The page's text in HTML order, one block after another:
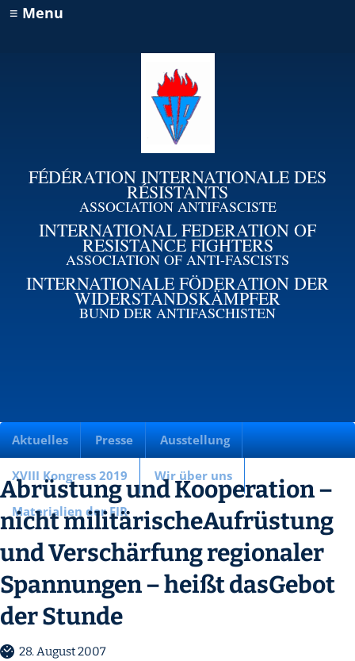
≡ Menu
FÉDÉRATION INTERNATIONALE DES
RÉSISTANTS
ASSOCIATION ANTIFASCISTE
INTERNATIONAL FEDERATION OF
RESISTANCE FIGHTERS
ASSOCIATION OF ANTI-FASCISTS
INTERNATIONALE FÖDERATION DER
WIDERSTANDSKÄMPFER
BUND DER ANTIFASCHISTEN
Aktuelles Presse Ausstellung
XVIII Kongress 2019 Wir über uns
Materialien der FIR
Abrüstung und Kooperation –
nicht militärischeAufrüstung
und Verschärfung regionaler
Spannungen – heißt dasGebot
der Stunde
28. August 2007